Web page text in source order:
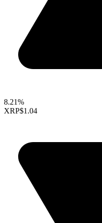
8.21%
XRP$1.04